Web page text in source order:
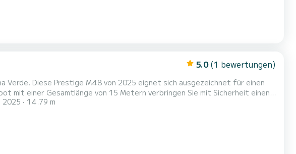
5.0 (1 bewertungen)
Verde. Diese Prestige M48 von 2025 eignet sich ausgezeichnet für einen
unter anderem mit folgender Ausrüstung
2025 14.79 m